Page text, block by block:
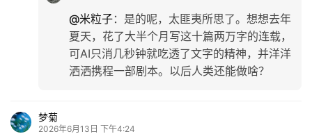
@米粒子： 是的呢，太匪夷所思了。想想去年
夏天，花了大半个月写这十篇两万字的连载，
可AI只消几秒钟就吃透了文字的精神，并洋洋
洒洒携程一部剧本。以后人类还能做啥？
梦菊
2026年6月13日 下午4:24